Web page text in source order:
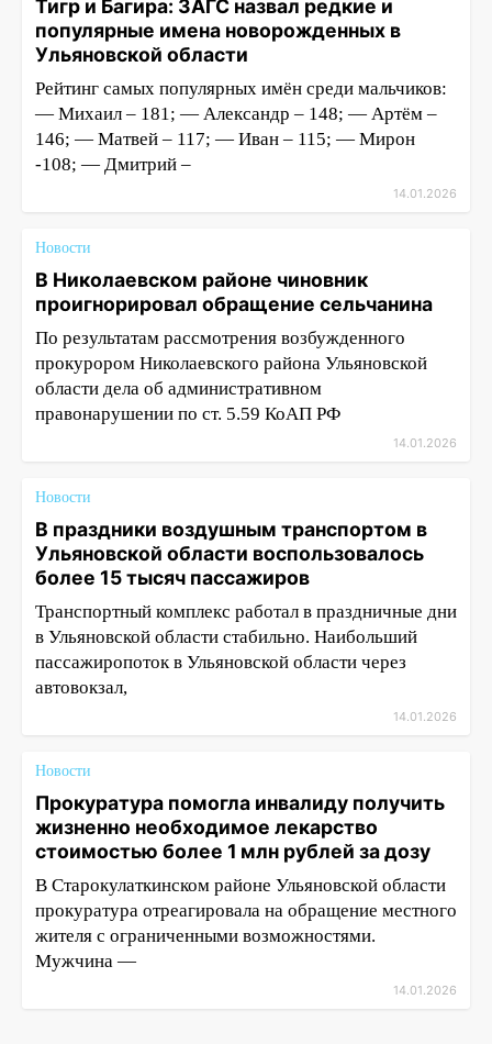
Тигр и Багира: ЗАГС назвал редкие и
популярные имена новорожденных в
Ульяновской области
Рейтинг самых популярных имён среди мальчиков:
— Михаил – 181; — Александр – 148; — Артём –
146; — Матвей – 117; — Иван – 115; — Мирон
-108; — Дмитрий –
14.01.2026
Новости
В Николаевском районе чиновник
проигнорировал обращение сельчанина
По результатам рассмотрения возбужденного
прокурором Николаевского района Ульяновской
области дела об административном
правонарушении по ст. 5.59 КоАП РФ
14.01.2026
Новости
В праздники воздушным транспортом в
Ульяновской области воспользовалось
более 15 тысяч пассажиров
Транспортный комплекс работал в праздничные дни
в Ульяновской области стабильно. Наибольший
пассажиропоток в Ульяновской области через
автовокзал,
14.01.2026
Новости
Прокуратура помогла инвалиду получить
жизненно необходимое лекарство
стоимостью более 1 млн рублей за дозу
В Старокулаткинском районе Ульяновской области
прокуратура отреагировала на обращение местного
жителя с ограниченными возможностями.
Мужчина —
14.01.2026